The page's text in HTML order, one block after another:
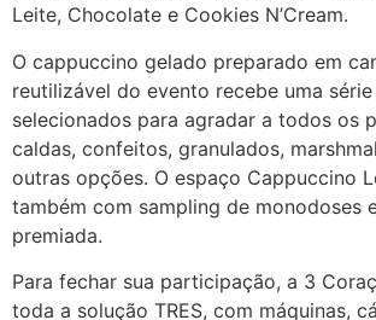
Leite, Chocolate e Cookies N’Cream.
O cappuccino gelado preparado em
reutilizável do evento recebe uma
selecionados para agradar a todos os
caldas, confeitos, granulados,
outras opções. O espaço Cappuccino
também com sampling de monodoses
premiada.
Para fechar sua participação, a 3
toda a solução TRES, com máquinas,